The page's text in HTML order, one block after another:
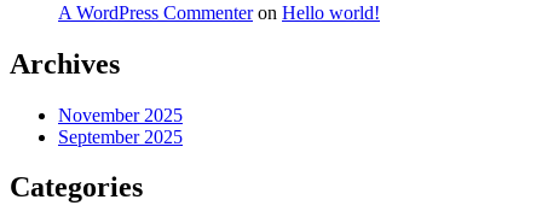
A WordPress Commenteron Hello world!
Archives
November 2025
September 2025
Categories